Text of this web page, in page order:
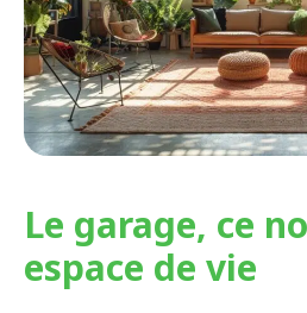
Le garage, ce
espace de vie